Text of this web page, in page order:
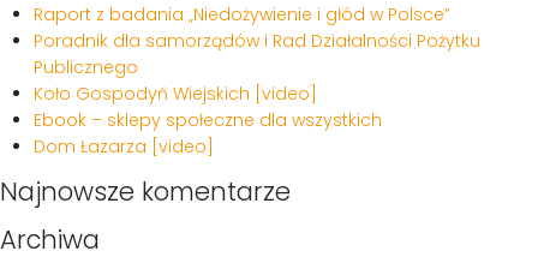
Raport z badania „Niedożywienie i głód w Polsce”
Poradnik dla samorządów i Rad Działalności Pożytku
Publicznego
Koło Gospodyń Wiejskich [video]
Ebook – sklepy społeczne dla wszystkich
Dom Łazarza [video]
Najnowsze komentarze
Archiwa